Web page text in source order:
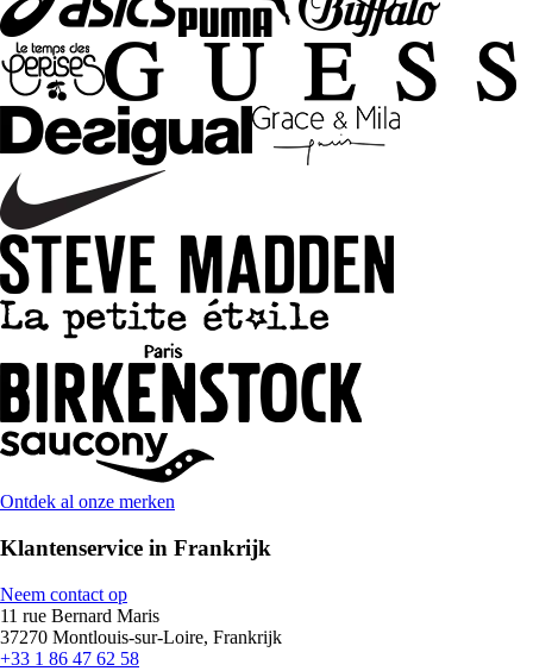
Ontdek al onze merken
Klantenservice in Frankrijk
Neem contact op
11 rue Bernard Maris
37270 Montlouis-sur-Loire, Frankrijk
+33 1 86 47 62 58